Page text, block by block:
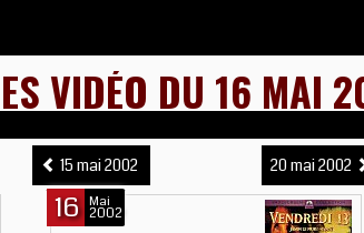
VIDÉO DU 16 MAI
15 mai 2002 20 mai 2002
16 Mai
2002